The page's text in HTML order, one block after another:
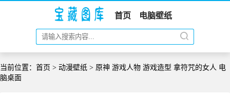
首页 电脑壁纸
当前位置： 首页 > 动漫壁纸 > 原神 游戏人物 游戏造型 拿符咒的女人 电
脑桌面